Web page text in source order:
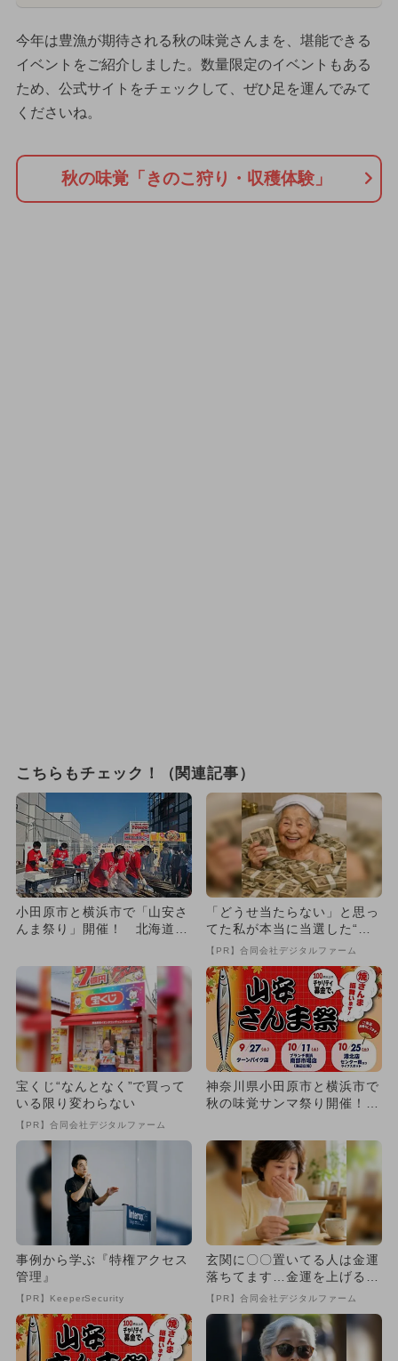
今年は豊漁が期待される秋の味覚さんまを、堪能できる
イベントをご紹介しました。数量限定のイベントもある
ため、公式サイトをチェックして、ぜひ足を運んでみて
くださいね。
秋の味覚「きのこ狩り・収穫体験」
こちらもチェック！（関連記事）
小田原市と横浜市で「山安さ
んま祭り」開催！ 北海道産
「どうせ当たらない」と思っ
てた私が本当に当選した“買
い方”がこれ
【PR】合同会社デジタルファーム
宝くじ“なんとなく”で買って
いる限り変わらない
【PR】合同会社デジタルファーム
神奈川県小田原市と横浜市で
秋の味覚サンマ祭り開催！
事例から学ぶ『特権アクセス
管理』
【PR】KeeperSecurity
玄関に〇〇置いてる人は金運
落ちてます…金運を上げる方
法とは
【PR】合同会社デジタルファーム